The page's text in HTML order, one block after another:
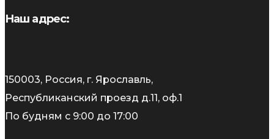
Наш адрес:
150003, Россия, г. Ярославль,
Республиканский проезд д.11, оф.1
По будням с 9:00 до 17:00